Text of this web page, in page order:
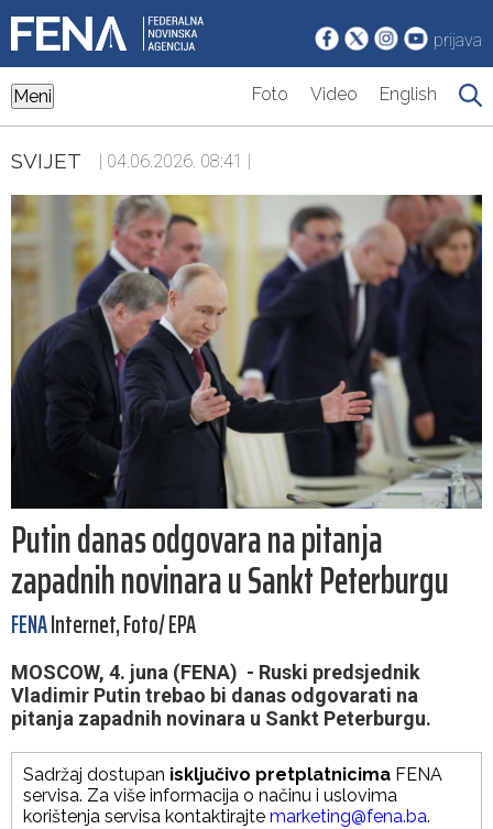
prijava
Meni Foto Video English
SVIJET | 04.06.2026. 08:41 |
Putin danas odgovara na pitanja
zapadnih novinara u Sankt Peterburgu
FENAInternet, Foto/ EPA
MOSCOW, 4. juna (FENA) - Ruski predsjednik
Vladimir Putin trebao bi danas odgovarati na
pitanja zapadnih novinara u Sankt Peterburgu.
Sadržaj dostupan isključivo pretplatnicima FENA
servisa. Za više informacija o načinu i uslovima
korištenja servisa kontaktirajte marketing@fena.ba.